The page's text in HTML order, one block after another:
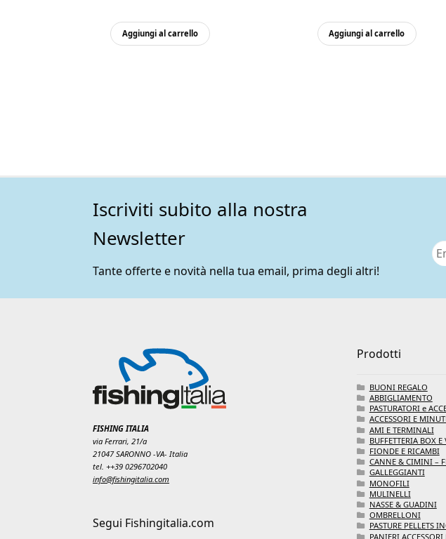
Aggiungi al carrello Aggiungi al carrello
Iscriviti subito alla nostra
Newsletter
Tante offerte e novità nella tua email, prima degli altri!
FISHING ITALIA
via Ferrari, 21/a
21047 SARONNO -VA- Italia
tel. ++39 0296702040
info@fishingitalia.com
Segui Fishingitalia.com
Prodotti
BUONI REGALO
ABBIGLIAMENTO
PASTURATORI e
ACCESSORI E
AMI E TERMINALI
BUFFETTERIA BOX E
FIONDE E RICAMBI
CANNE & CIMINI –
GALLEGGIANTI
MONOFILI
MULINELLI
NASSE & GUADINI
OMBRELLONI
PASTURE PELLETS
PANIERI